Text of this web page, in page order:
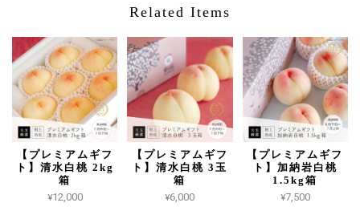
Related Items
【プレミアムギフ
ト】清水白桃 2kg
箱
¥12,000
【プレミアムギフ
ト】清水白桃 3玉
箱
¥6,000
【プレミアムギフ
ト】加納岩白桃
1.5kg箱
¥7,500